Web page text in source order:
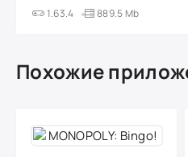
1.63.4 889.5 Mb
Похожие